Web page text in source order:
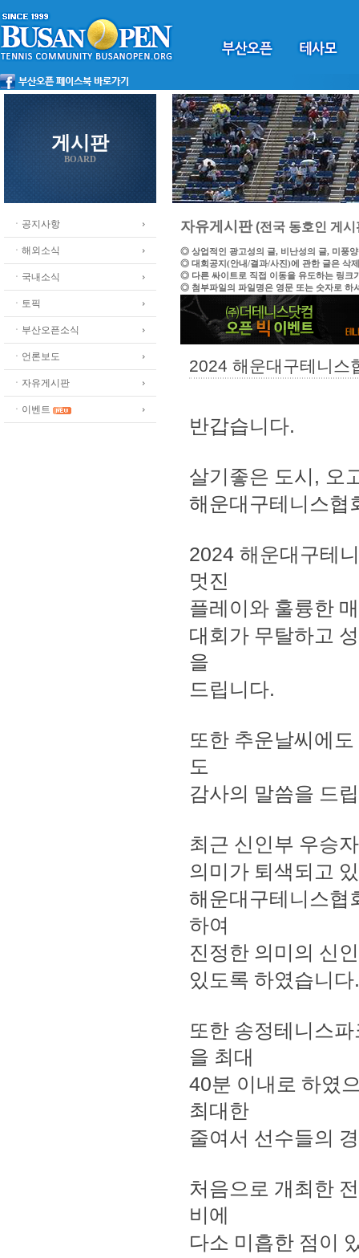
게시판
BOARD
ㆍ공지사항
ㆍ해외소식
ㆍ국내소식
ㆍ토픽
ㆍ부산오픈소식
ㆍ언론보도
ㆍ자유게시판
ㆍ이벤트
자유게시판(전국 동호인 게시
◎ 상업적인 광고성의 글, 비난성의 글, 미풍
◎ 대회공지(안내/결과/사진)에 관한 글은 삭
◎ 다른 싸이트로 직접 이동을 유도하는 링크
◎ 첨부파일의 파일명은 영문 또는 숫자로 하
2024 해운대구테니스
반갑습니다.
살기좋은 도시 , 오
해운대구테니스협
2024 해운대구테
멋진
플레이와 훌륭한
대회가 무탈하고
을
드립니다.
또한 추운날씨에
도
감사의 말씀을 드
최근 신인부 우승
의미가 퇴색되고
해운대구테니스협
하여
진정한 의미의 신
있도록 하였습니다.
또한 송정테니스
을 최대
40분 이내로 하였
최대한
줄여서 선수들의
처음으로 개최한
비에
다소 미흡한 점이